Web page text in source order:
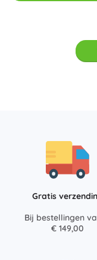
Gratis
Bij bestellingen
€ 149,00